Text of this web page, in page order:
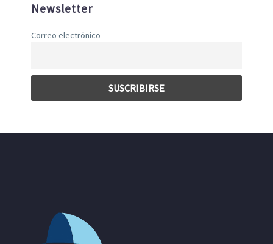
Newsletter
Correo electrónico